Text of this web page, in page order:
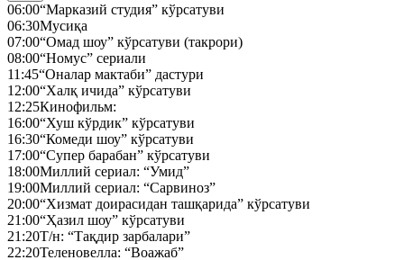
06:00“Марказий студия” кўрсатуви
06:30Мусиқа
07:00“Омад шоу” кўрсатуви (такрори)
08:00“Номус” сериали
11:45“Оналар мактаби” дастури
12:00“Халқ ичида” кўрсатуви
12:25Кинофильм:
16:00“Хуш кўрдик” кўрсатуви
16:30“Комеди шоу” кўрсатуви
17:00“Супер барабан” кўрсатуви
18:00Миллий сериал: “Умид”
19:00Миллий сериал: “Сарвиноз”
20:00“Хизмат доирасидан ташқарида” кўрсатуви
21:00“Ҳазил шоу” кўрсатуви
21:20Т/н: “Тақдир зарбалари”
22:20Теленовелла: “Воажаб”